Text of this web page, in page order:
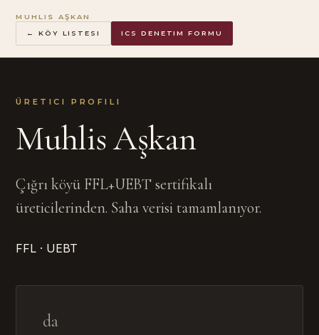
MUHLIS AŞKAN
← KÖY LISTESI ICS DENETIM FORMU
ÜRETICI PROFILI
Muhlis Aşkan
Çığrı köyü FFL+UEBT sertifikalı
üreticilerinden. Saha verisi tamamlanıyor.
FFL · UEBT
da